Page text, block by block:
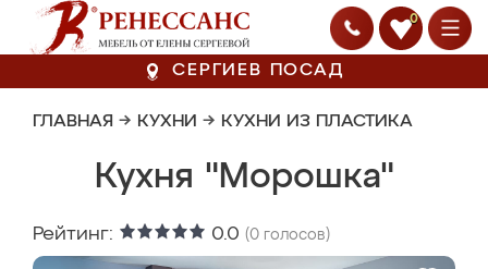
0
СЕРГИЕВ ПОСАД
ГЛАВНАЯ → КУХНИ → КУХНИ ИЗ ПЛАСТИКА
Кухня "Морошка"
Рейтинг: 0.0 (0 голосов)